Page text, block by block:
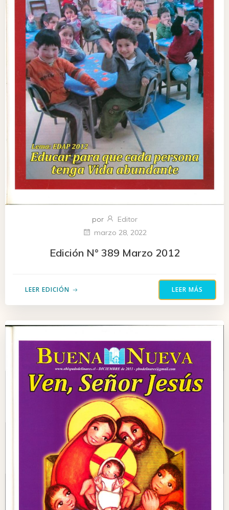
por
Editor
marzo 28, 2022
Edición N° 389 Marzo 2012
LEER EDICIÓN LEER MÁS